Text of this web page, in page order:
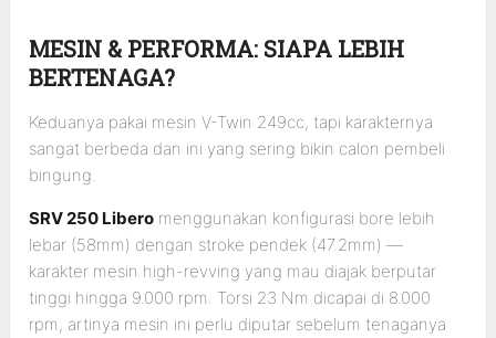
MESIN & PERFORMA: SIAPA LEBIH
BERTENAGA?
Keduanya pakai mesin V-Twin 249cc, tapi karakternya
sangat berbeda dan ini yang sering bikin calon pembeli
bingung.
SRV 250 Libero menggunakan konfigurasi bore lebih
lebar (58mm) dengan stroke pendek (47.2mm) —
karakter mesin high-revving yang mau diajak berputar
tinggi hingga 9.000 rpm. Torsi 23 Nm dicapai di 8.000
rpm, artinya mesin ini perlu diputar sebelum tenaganya